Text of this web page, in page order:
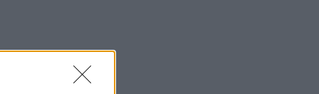
Υπόθεση Marfin: Έφθασε στην Ελλάδα
η 46χρονη κατηγορούμενη για
εμπρησμό